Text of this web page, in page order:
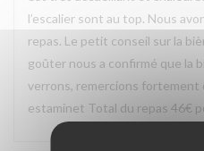
l’escalier sont au top. Nous
repas. Le petit conseil sur la
goûter nous a confirmé que la
verrons, remercions fortement
estaminet Total du repas 46€